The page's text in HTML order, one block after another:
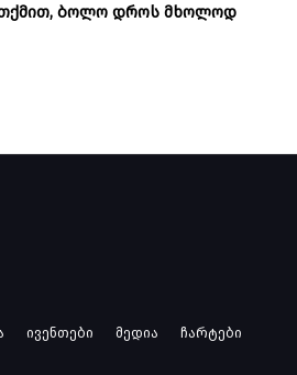
თქმით, ბოლო დროს მხოლოდ
ივენთები მედია ჩარტები